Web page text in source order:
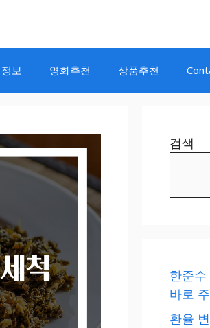
정보 영화추천 상품추천
검색
한준
바로
환율